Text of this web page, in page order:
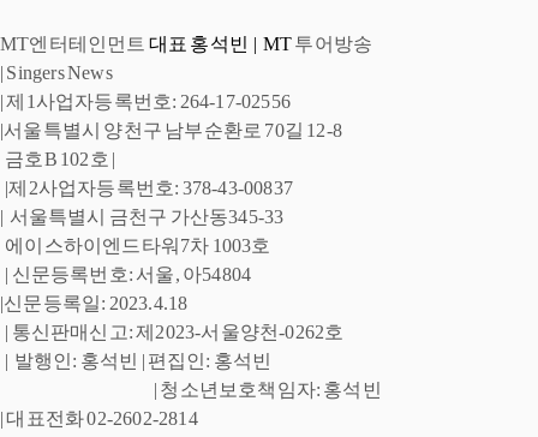
MT엔터테인먼트 대표 홍석빈  |  MT 투어방송
| Singers News
| 제1사업자등록번호: 264-17-02556
|서울특별시 양천구 남부순환로 70길 12-8
금호B 102호 |
|제2사업자등록번호: 378-43-00837
| 서울특별시 금천구 가산동345-33
에이스하이엔드타워7차 1003호
| 신문등록번호: 서울, 아54804
|신문등록일: 2023.4.18
| 통신판매신고: 제2023-서울양천-0262호
|  발행인: 홍석빈 | 편집인: 홍석빈
| 청소년보호책임자: 홍석빈
| 대표전화 02-2602-2814